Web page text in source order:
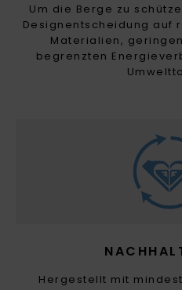
Um die Berge zu
Designentscheidung auf
Materialien,
begrenzten
Hergestellt mit